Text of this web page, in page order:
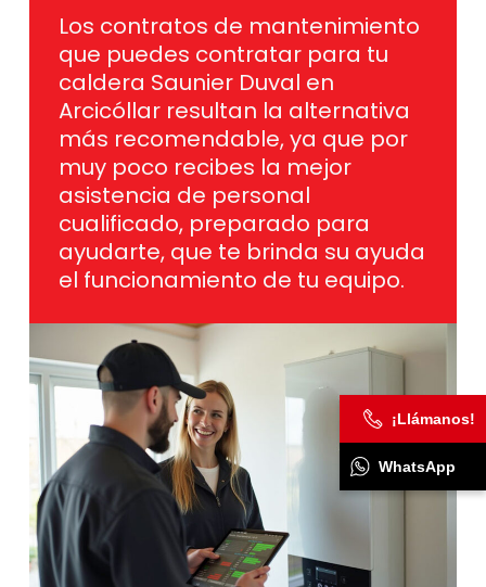
Los contratos de mantenimiento
que puedes contratar para tu
caldera Saunier Duval en
Arcicóllar resultan la alternativa
más recomendable, ya que por
muy poco recibes la mejor
asistencia de personal
cualificado, preparado para
ayudarte, que te brinda su ayuda
el funcionamiento de tu equipo.
¡Llámanos!
WhatsApp